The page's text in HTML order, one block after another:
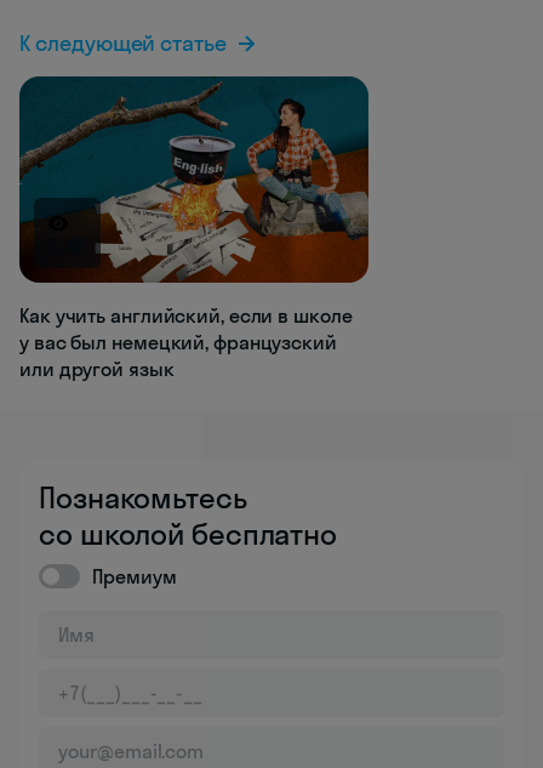
К следующей статье
Как учить английский, если в школе
у вас был немецкий, французский
или другой язык
Познакомьтесь
со школой бесплатно
Премиум